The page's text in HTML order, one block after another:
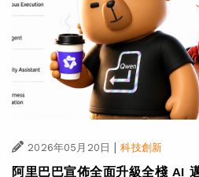
2026年05月20日 | 科技創新
阿里巴巴宣佈全面升級全棧 AI